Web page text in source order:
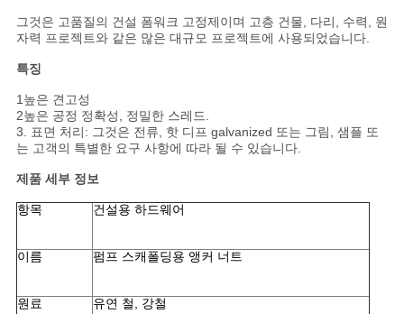
인
용
을
요
청
하
십
그것은 고품질의 건설 폼워크 고정제이며 고층 건물, 다리, 수력, 원
자력 프로젝트와 같은 많은 대규모 프로젝트에 사용되었습니다.
특징
1높은 견고성
2높은 공정 정확성, 정밀한 스레드.
3. 표면 처리: 그것은 전류, 핫 디프 galvanized 또는 그림, 샘플 또
는 고객의 특별한 요구 사항에 따라 될 수 있습니다.
제품 세부 정보
항목 건설용 하드웨어
이름 펌프 스캐폴딩용 앵커 너트
원료 유연 철, 강철